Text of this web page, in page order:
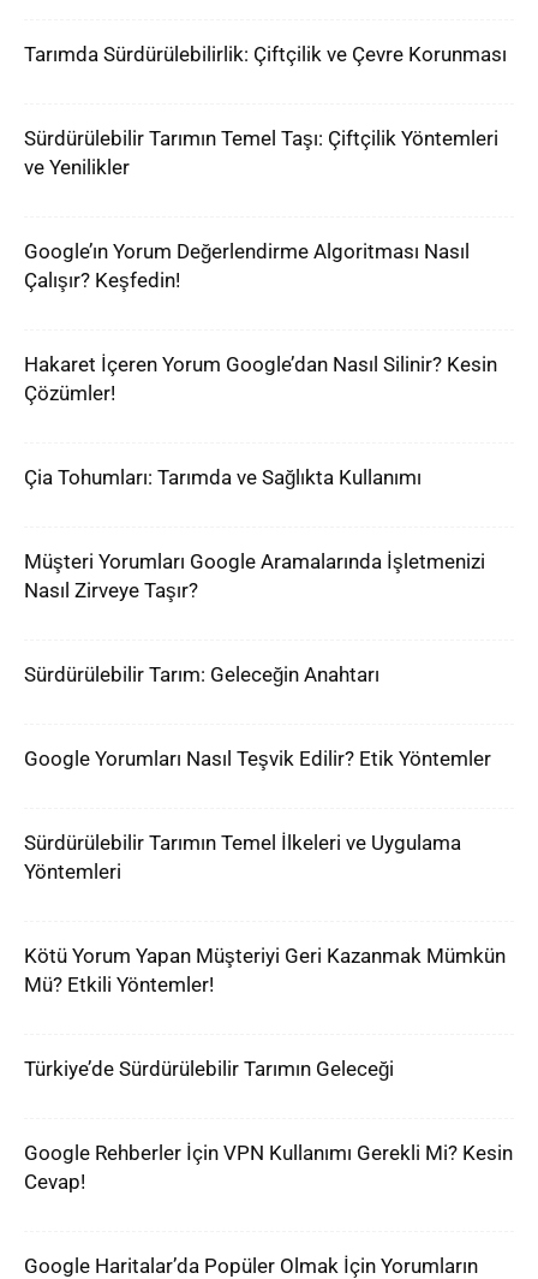
Tarımda Sürdürülebilirlik: Çiftçilik ve Çevre Korunması
Sürdürülebilir Tarımın Temel Taşı: Çiftçilik Yöntemleri
ve Yenilikler
Google’ın Yorum Değerlendirme Algoritması Nasıl
Çalışır? Keşfedin!
Hakaret İçeren Yorum Google’dan Nasıl Silinir? Kesin
Çözümler!
Çia Tohumları: Tarımda ve Sağlıkta Kullanımı
Müşteri Yorumları Google Aramalarında İşletmenizi
Nasıl Zirveye Taşır?
Sürdürülebilir Tarım: Geleceğin Anahtarı
Google Yorumları Nasıl Teşvik Edilir? Etik Yöntemler
Sürdürülebilir Tarımın Temel İlkeleri ve Uygulama
Yöntemleri
Kötü Yorum Yapan Müşteriyi Geri Kazanmak Mümkün
Mü? Etkili Yöntemler!
Türkiye’de Sürdürülebilir Tarımın Geleceği
Google Rehberler İçin VPN Kullanımı Gerekli Mi? Kesin
Cevap!
Google Haritalar’da Popüler Olmak İçin Yorumların